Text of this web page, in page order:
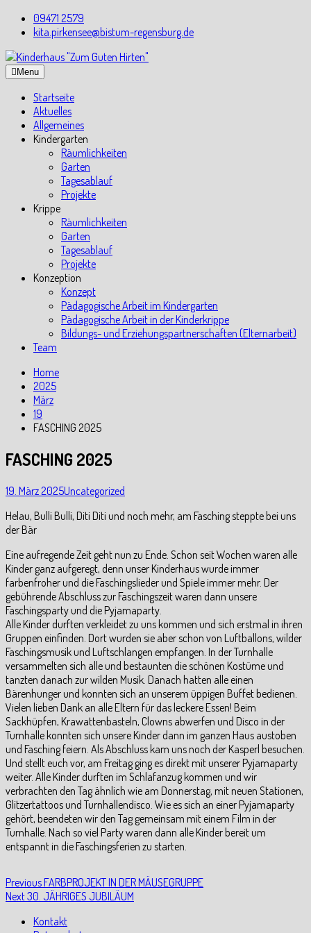
Skip
09471 2579
kita.pirkensee@bistum-regensburg.de
Menu
Startseite
Aktuelles
Allgemeines
Kindergarten
Räumlichkeiten
Garten
Tagesablauf
Projekte
Krippe
Räumlichkeiten
Garten
Tagesablauf
Projekte
Konzeption
Konzept
Pädagogische Arbeit im Kindergarten
Pädagogische Arbeit in der Kinderkrippe
Bildungs- und Erziehungspartnerschaften (Elternarbeit)
Team
Home
2025
März
19
FASCHING 2025
FASCHING 2025
19. März 2025Uncategorized
Helau, Bulli Bulli, Diti Diti und noch mehr, am Fasching steppte bei uns
der Bär
Eine aufregende Zeit geht nun zu Ende. Schon seit Wochen waren alle
Kinder ganz aufgeregt, denn unser Kinderhaus wurde immer
farbenfroher und die Faschingslieder und Spiele immer mehr. Der
gebührende Abschluss zur Faschingszeit waren dann unsere
Faschingsparty und die Pyjamaparty.
Alle Kinder durften verkleidet zu uns kommen und sich erstmal in ihren
Gruppen einfinden. Dort wurden sie aber schon von Luftballons, wilder
Faschingsmusik und Luftschlangen empfangen. In der Turnhalle
versammelten sich alle und bestaunten die schönen Kostüme und
tanzten danach zur wilden Musik. Danach hatten alle einen
Bärenhunger und konnten sich an unserem üppigen Buffet bedienen.
Vielen lieben Dank an alle Eltern für das leckere Essen! Beim
Sackhüpfen, Krawattenbasteln, Clowns abwerfen und Disco in der
Turnhalle konnten sich unsere Kinder dann im ganzen Haus austoben
und Fasching feiern. Als Abschluss kam uns noch der Kasperl besuchen.
Und stellt euch vor, am Freitag ging es direkt mit unserer Pyjamaparty
weiter. Alle Kinder durften im Schlafanzug kommen und wir
verbrachten den Tag ähnlich wie am Donnerstag, mit neuen Stationen,
Glitzertattoos und Turnhallendisco. Wie es sich an einer Pyjamaparty
gehört, beendeten wir den Tag gemeinsam mit einem Film in der
Turnhalle. Nach so viel Party waren dann alle Kinder bereit um
entspannt in die Faschingsferien zu starten.
Beitragsnavigation
PreviousPrevious
post:
FARBPROJEKT IN DER MÄUSEGRUPPE
NextNext
30. JÄHRIGES JUBILÄUM
Kontakt